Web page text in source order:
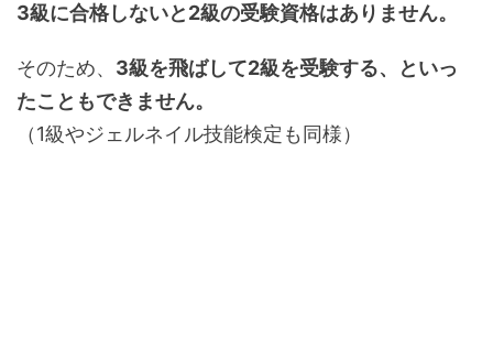
3級に合格しないと2級の受験資格はありません。
そのため、 3級を飛ばして2級を受験する、といっ
たこともできません。
（1級やジェルネイル技能検定も同様）